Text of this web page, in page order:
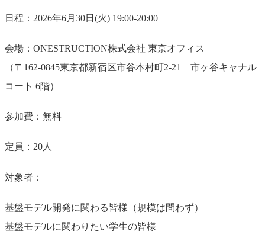
日程：2026年6月30日(火) 19:00-20:00
会場：ONESTRUCTION株式会社 東京オフィス
（〒162-0845東京都新宿区市谷本村町2-21 市ヶ谷キャナル
コート 6階）
参加費：無料
定員：20人
対象者：
基盤モデル開発に関わる皆様（規模は問わず）
基盤モデルに関わりたい学生の皆様